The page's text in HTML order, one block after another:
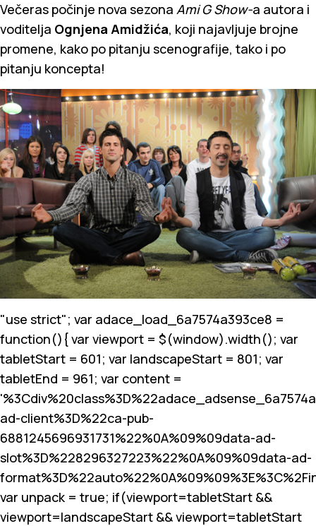
Večeras počinje nova sezona Ami G Show-a autora i
voditelja Ognjena Amidžića, koji najavljuje brojne
promene, kako po pitanju scenografije, tako i po
pitanju koncepta!
"use strict"; var adace_load_6a7574a393ce8 =
function(){ var viewport = $(window).width(); var
tabletStart = 601; var landscapeStart = 801; var
tabletEnd = 961; var content =
ad-client%3D%22ca-pub-
6881245696931731%22%0A%09%09data-ad-
slot%3D%228296327223%22%0A%09%09data-ad-
var unpack = true; if(viewport=tabletStart &&
viewport=landscapeStart && viewport=tabletStart